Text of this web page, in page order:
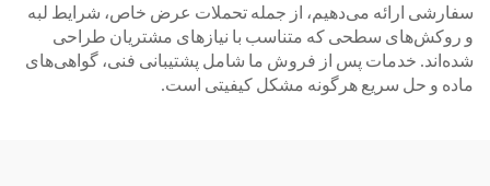
سفارشی ارائه می‌دهیم، از جمله تحملات عرض خاص، شرایط لبه
و روکش‌های سطحی که متناسب با نیازهای مشتریان طراحی
شده‌اند. خدمات پس از فروش ما شامل پشتیبانی فنی، گواهی‌های
ماده و حل سریع هرگونه مشکل کیفیتی است.